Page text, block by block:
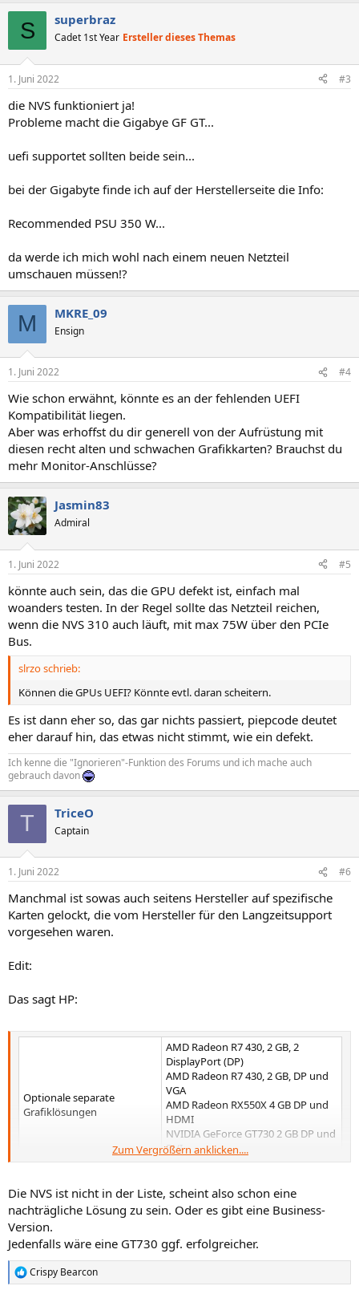
S superbraz
Cadet 1st Year Ersteller dieses Themas
1. Juni 2022 #3
die NVS funktioniert ja!
Probleme macht die Gigabye GF GT...
uefi supportet sollten beide sein...
bei der Gigabyte finde ich auf der Herstellerseite die Info:
Recommended PSU 350 W...
da werde ich mich wohl nach einem neuen Netzteil
umschauen müssen!?
M MKRE_09
Ensign
1. Juni 2022 #4
Wie schon erwähnt, könnte es an der fehlenden UEFI
Kompatibilität liegen.
Aber was erhoffst du dir generell von der Aufrüstung mit
diesen recht alten und schwachen Grafikkarten? Brauchst du
mehr Monitor-Anschlüsse?
Jasmin83
Admiral
1. Juni 2022 #5
könnte auch sein, das die GPU defekt ist, einfach mal
woanders testen. In der Regel sollte das Netzteil reichen,
wenn die NVS 310 auch läuft, mit max 75W über den PCIe
Bus.
slrzo schrieb:
Können die GPUs UEFI? Könnte evtl. daran scheitern.
Es ist dann eher so, das gar nichts passiert, piepcode deutet
eher darauf hin, das etwas nicht stimmt, wie ein defekt.
Ich kenne die "Ignorieren"-Funktion des Forums und ich mache auch
gebrauch davon
T TriceO
Captain
1. Juni 2022 #6
Manchmal ist sowas auch seitens Hersteller auf spezifische
Karten gelockt, die vom Hersteller für den Langzeitsupport
vorgesehen waren.
Edit:
Das sagt HP:
Optionale separate
Grafiklösungen​
AMD Radeon R7 430, 2 GB, 2
DisplayPort (DP)
AMD Radeon R7 430, 2 GB, DP und
VGA
AMD Radeon RX550X 4 GB DP und
HDMI
NVIDIA GeForce GT730 2 GB DP und
DVI
AMD Radeon 530 mit 2 GB GDDR5​
Zum Vergrößern anklicken....
Die NVS ist nicht in der Liste, scheint also schon eine
nachträgliche Lösung zu sein. Oder es gibt eine Business-
Version.
Jedenfalls wäre eine GT730 ggf. erfolgreicher.
R
Crispy Bearcon